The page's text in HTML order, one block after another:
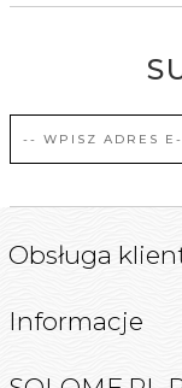
Obsługa
Informacje